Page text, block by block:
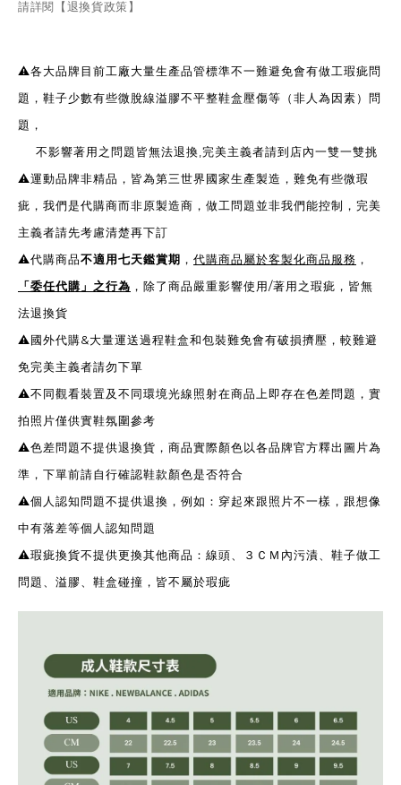
請詳閱【退換貨政策】
⚠️各大品牌目前工廠大量生產品管標準不一難避免會有做工瑕疵問
題，鞋子少數有些微脫線溢膠不平整鞋盒壓傷等（非人為因素）問
題，
不影響著用之問題皆無法退換,完美主義者請到店內一雙一雙挑
⚠️運動品牌非精品，皆為第三世界國家生產製造，難免有些微瑕
疵，我們是代購商而非原製造商，做工問題並非我們能控制，完美
主義者請先考慮清楚再下訂
⚠️代購商品不適用七天鑑賞期 ， 代購商品屬於客製化商品服務 ，
「委任代購」之行為 ，除了商品嚴重影響使用/著用之瑕疵，皆無
法退換貨
⚠️國外代購&大量運送過程鞋盒和包裝難免會有破損擠壓，較難避
免完美主義者請勿下單
⚠️不同觀看裝置及不同環境光線照射在商品上即存在色差問題，實
拍照片僅供實鞋氛圍參考
⚠️色差問題不提供退換貨，商品實際顏色以各品牌官方釋出圖片為
準，下單前請自行確認鞋款顏色是否符合
⚠️個人認知問題不提供退換，例如：穿起來跟照片不一樣，跟想像
中有落差等個人認知問題
⚠️瑕疵換貨不提供更換其他商品：線頭、３ＣＭ內污漬、鞋子做工
問題、溢膠、鞋盒碰撞，皆不屬於瑕疵